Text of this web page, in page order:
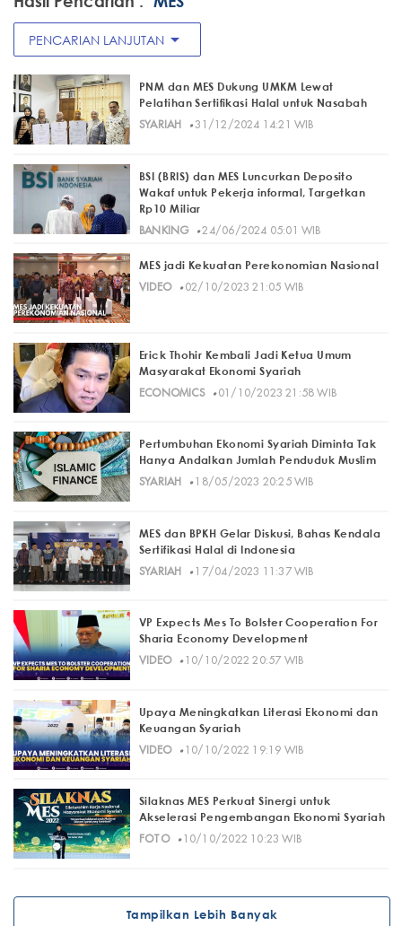
PENCARIAN LANJUTAN arrow_drop_down
PNM dan MES Dukung UMKM Lewat
Pelatihan Sertifikasi Halal untuk Nasabah
SYARIAH
· 31/12/2024 14:21 WIB
BSI (BRIS) dan MES Luncurkan Deposito
Wakaf untuk Pekerja informal, Targetkan
Rp10 Miliar
BANKING· 24/06/2024 05:01 WIB
MES jadi Kekuatan Perekonomian Nasional
VIDEO· 02/10/2023 21:05 WIB
Erick Thohir Kembali Jadi Ketua Umum
Masyarakat Ekonomi Syariah
ECONOMICS· 01/10/2023 21:58 WIB
Pertumbuhan Ekonomi Syariah Diminta Tak
Hanya Andalkan Jumlah Penduduk Muslim
SYARIAH
· 18/05/2023 20:25 WIB
MES dan BPKH Gelar Diskusi, Bahas Kendala
Sertifikasi Halal di Indonesia
SYARIAH
· 17/04/2023 11:37 WIB
VP Expects Mes To Bolster Cooperation For
Sharia Economy Development
VIDEO· 10/10/2022 20:57 WIB
Upaya Meningkatkan Literasi Ekonomi dan
Keuangan Syariah
VIDEO· 10/10/2022 19:19 WIB
Silaknas MES Perkuat Sinergi untuk
Akselerasi Pengembangan Ekonomi Syariah
FOTO· 10/10/2022 10:23 WIB
Tampilkan Lebih Banyak